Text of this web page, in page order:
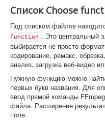
Список Choose
Под списком файлов
function . Это центральный
выбирается не просто
кодирование, ремакс,
анализ, загрузка веб-видео
Нужную функцию можно
первых букв названия. Для
ввод прямой команды
файла. Расширение
поле.